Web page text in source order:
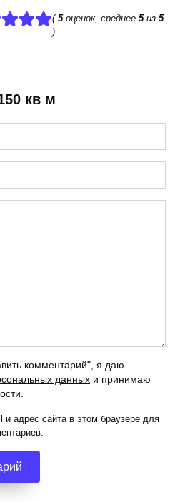
(5оценок, среднее 5из 5
)
кв м
комментарий", я даю
данных и принимаю
.
адрес сайта в этом браузере для